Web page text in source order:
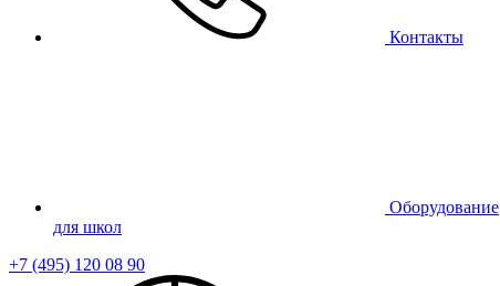
Контакты
Оборудование
для школ
+7 (495) 120 08 90